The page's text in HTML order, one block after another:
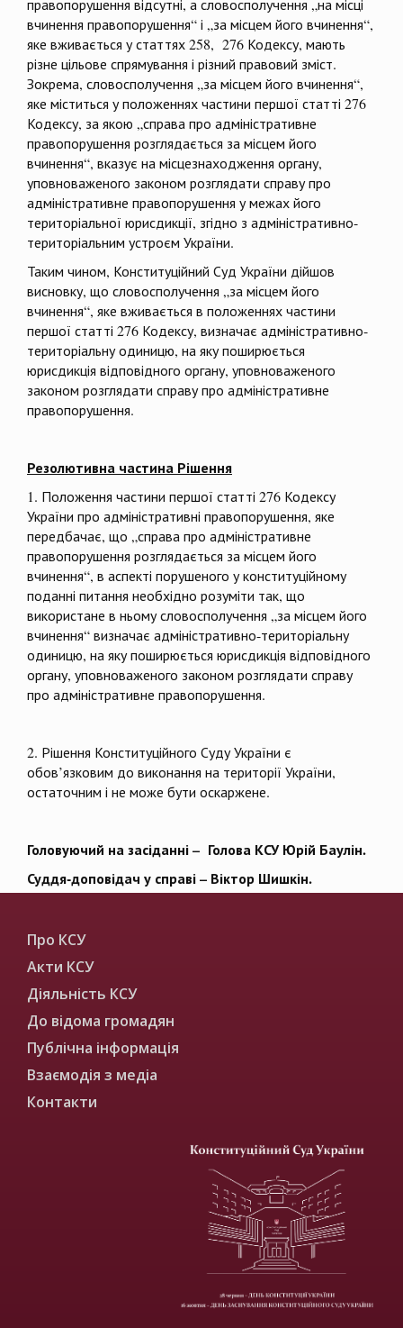
вчинення правопорушення“ і „за місцем його вчинення“,
яке вживається у статтях 258, 276 Кодексу, мають
різне цільове спрямування і різний правовий зміст.
Зокрема, словосполучення „за місцем його вчинення“,
яке міститься у положеннях частини першої статті 276
Кодексу, за якою „справа про адміністративне
правопорушення розглядається за місцем його
вчинення“, вказує на місцезнаходження органу,
уповноваженого законом розглядати справу про
адміністративне правопорушення у межах його
територіальної юрисдикції, згідно з адміністративно-
територіальним устроєм України.
Таким чином, Конституційний Суд України дійшов
висновку, що словосполучення „за місцем його
вчинення“, яке вживається в положеннях частини
першої статті 276 Кодексу, визначає адміністративно-
територіальну одиницю, на яку поширюється
юрисдикція відповідного органу, уповноваженого
законом розглядати справу про адміністративне
правопорушення.
Резолютивна частина Рішення
1. Положення частини першої статті 276 Кодексу
України про адміністративні правопорушення, яке
передбачає, що „справа про адміністративне
правопорушення розглядається за місцем його
вчинення“, в аспекті порушеного у конституційному
поданні питання необхідно розуміти так, що
використане в ньому словосполучення „за місцем його
вчинення“ визначає адміністративно-територіальну
одиницю, на яку поширюється юрисдикція відповідного
органу, уповноваженого законом розглядати справу
про адміністративне правопорушення.
2. Рішення Конституційного Суду України є
обов’язковим до виконання на території України,
остаточним і не може бути оскаржене.
Головуючий на засіданні – Голова КСУ Юрій Баулін.
Суддя-доповідач у справі – Віктор Шишкін.
Про КСУ
Акти КСУ
Діяльність КСУ
До відома громадян
Публічна інформація
Взаємодія з медіа
Контакти